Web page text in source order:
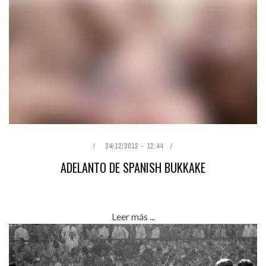
24/12/2012 - 12:44
ADELANTO DE SPANISH BUKKAKE
Leer más ...